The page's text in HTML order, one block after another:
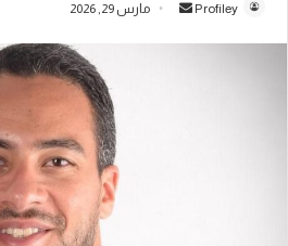
Profiley مارس 29, 2026